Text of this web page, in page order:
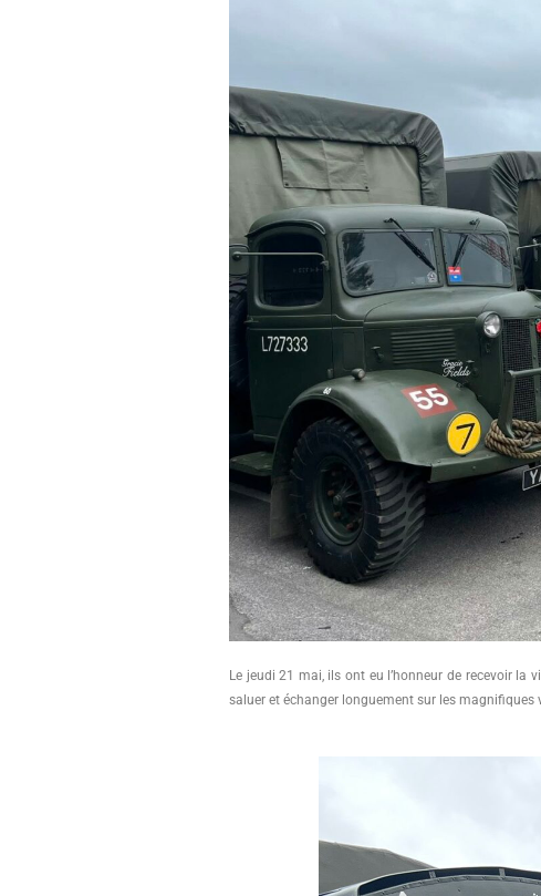
Le jeudi 21 mai, ils ont eu l’honneur de recevoir la
saluer et échanger longuement sur les